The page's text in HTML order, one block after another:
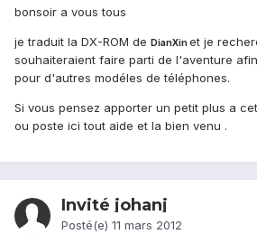
bonsoir a vous tous
je traduit la DX-ROM de DianXinet je
souhaiteraient faire parti de l'aventure
pour d'autres modéles de téléphones.
Si vous pensez apporter un petit plus a
ou poste ici tout aide et la bien venu .
Invité johanj
Posté(e) 11 mars 2012